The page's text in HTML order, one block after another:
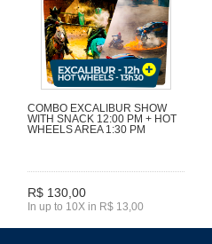
COMBO EXCALIBUR SHOW
WITH SNACK 12:00 PM + HOT
WHEELS AREA 1:30 PM
R$ 130,00
In up to 10X in R$ 13,00